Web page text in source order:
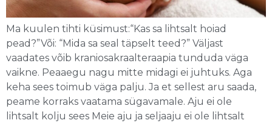
Ma kuulen tihti küsimust:“Kas sa lihtsalt hoiad
pead?”Või: “Mida sa seal täpselt teed?” Väljast
vaadates võib kraniosakraalteraapia tunduda väga
vaikne. Peaaegu nagu mitte midagi ei juhtuks. Aga
keha sees toimub väga palju. Ja et sellest aru saada,
peame korraks vaatama sügavamale. Aju ei ole
lihtsalt kolju sees Meie aju ja seljaaju ei ole lihtsalt